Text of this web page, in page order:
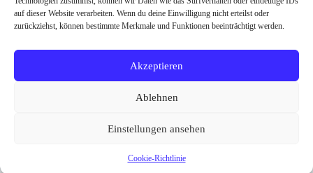
auf dieser Website verarbeiten. Wenn du deine Einwilligung nicht erteilst oder
zurückziehst, können bestimmte Merkmale und Funktionen beeinträchtigt werden.
Akzeptieren
Ablehnen
Einstellungen ansehen
Cookie-Richtlinie
microsoft copilot beratung
microsoft 365 copilot berater
ki readiness check
ki einführung unternehmen
copilot for microsoft 365 einführung
Microsoft 365 Copilot in Apple CarPlay
Cookie-Richtlinie (EU)
Copyright © 2026